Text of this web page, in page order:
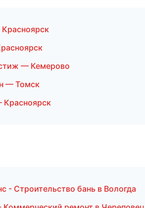
— Кемерово
— Томск
- Строительство бань в Вологда